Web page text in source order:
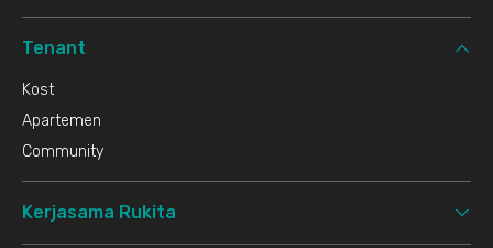
Tenant
Kost
Apartemen
Community
Kerjasama Rukita